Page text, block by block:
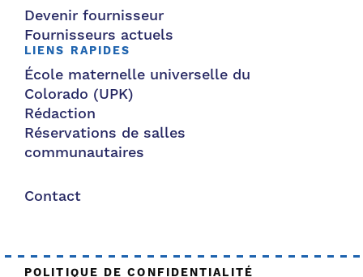
Devenir fournisseur
Fournisseurs actuels
LIENS RAPIDES
École maternelle universelle du
Colorado (UPK)
Rédaction
Réservations de salles
communautaires
Contact
POLITIQUE DE CONFIDENTIALITÉ